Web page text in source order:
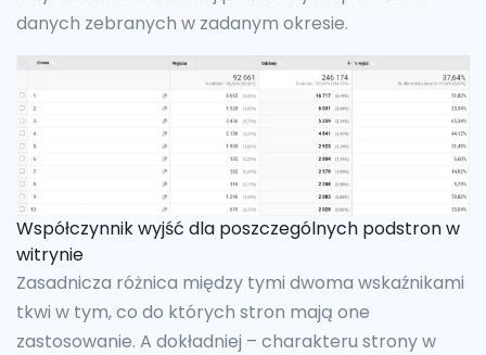
danych zebranych w zadanym okresie.
Współczynnik wyjść dla poszczególnych podstron w
witrynie
Zasadnicza różnica między tymi dwoma wskaźnikami
tkwi w tym, co do których stron mają one
zastosowanie. A dokładniej – charakteru strony w